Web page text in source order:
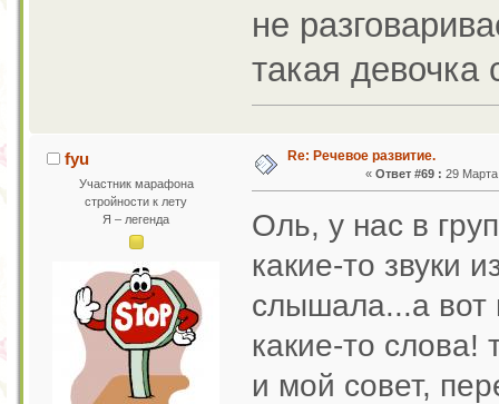
не
такая девочка
fyu
Участник марафона
стройности к лету
Я – легенда
Re: Речевое развитие.
« Ответ #69 : 29
Оль, у нас в
какие-то звуки
слышала...а вот
какие-то слова!
и мой совет,